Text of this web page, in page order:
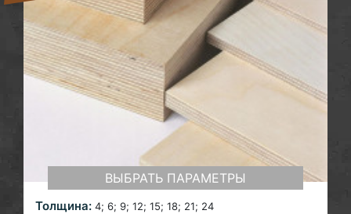
ВЫБРАТЬ ПАРАМЕТРЫ
Толщина: 4; 6; 9; 12; 15; 18; 21; 24